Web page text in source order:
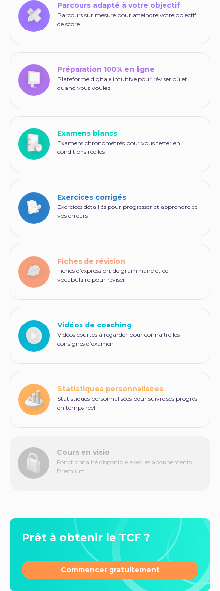
Parcours adapté à votre objectif
Parcours sur mesure pour atteindre votre objectif
de score
Préparation 100% en ligne
Plateforme digitale intuitive pour réviser où et
quand vous voulez
Examens blancs
Examens chronométrés pour vous tester en
conditions réelles
Exercices corrigés
Exercices détaillés pour progresser et apprendre de
vos erreurs
Fiches de révision
Fiches d’expression, de grammaire et de
vocabulaire pour réviser
Vidéos de coaching
Vidéos courtes à regarder pour connaître les
consignes d’examen
Statistiques personnalisées
Statistiques personnalisées pour suivre ses progrès
en temps réel
Cours en visio
Fonctionnalité disponible avec les abonnements
Premium
Prêt à obtenir le TCF ?
Commencer gratuitement